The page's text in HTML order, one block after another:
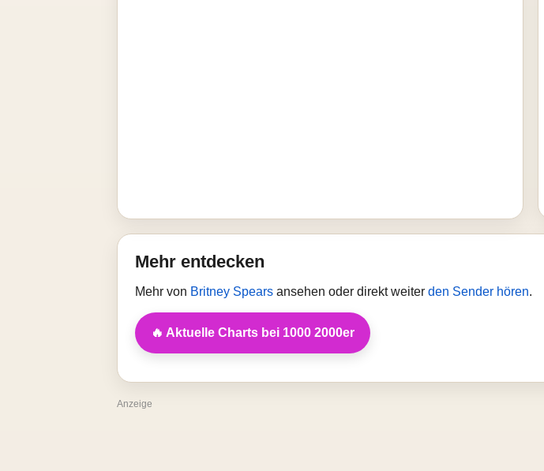
Mehr entdecken
Mehr von Britney Spears ansehen oder direkt weiter den Sender hören.
🔥 Aktuelle Charts bei 1000 2000er
Anzeige